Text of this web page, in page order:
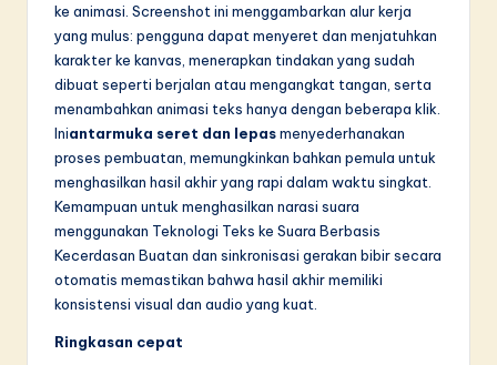
w
ke animasi. Screenshot ini menggambarkan alur kerja
yang mulus: pengguna dapat menyeret dan menjatuhkan
karakter ke kanvas, menerapkan tindakan yang sudah
dibuat seperti berjalan atau mengangkat tangan, serta
menambahkan animasi teks hanya dengan beberapa klik.
Iniantarmuka seret dan lepasmenyederhanakan
proses pembuatan, memungkinkan bahkan pemula untuk
menghasilkan hasil akhir yang rapi dalam waktu singkat.
Kemampuan untuk menghasilkan narasi suara
menggunakan Teknologi Teks ke Suara Berbasis
Kecerdasan Buatan dan sinkronisasi gerakan bibir secara
otomatis memastikan bahwa hasil akhir memiliki
konsistensi visual dan audio yang kuat.
Ringkasan cepat